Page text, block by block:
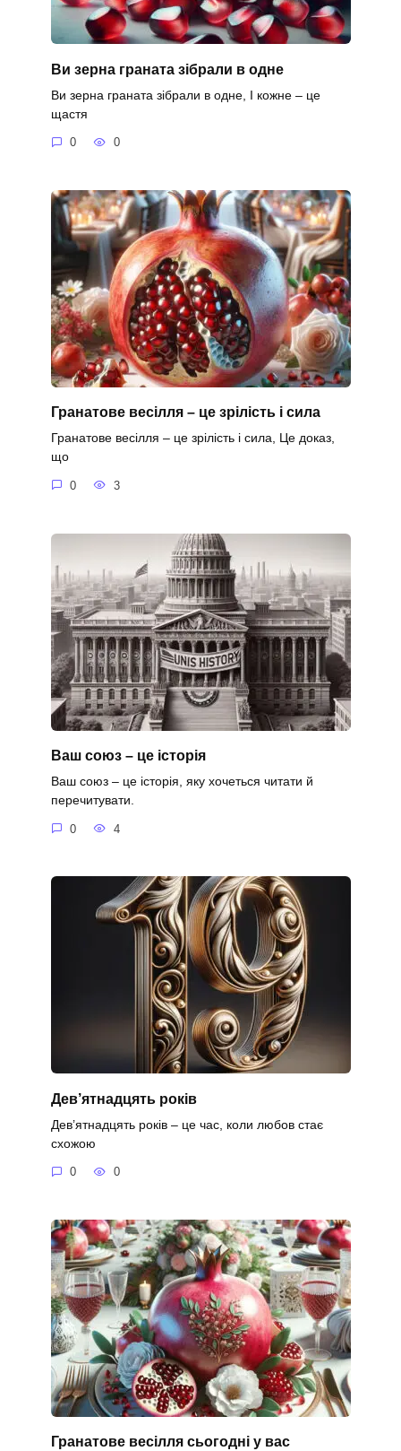
Ви зерна граната зібрали в одне
Ви зерна граната зібрали в одне, І кожне – це
щастя
0 0
Гранатове весілля – це зрілість і сила
Гранатове весілля – це зрілість і сила, Це доказ,
що
0 3
Ваш союз – це історія
Ваш союз – це історія, яку хочеться читати й
перечитувати.
0 4
Дев’ятнадцять років
Дев’ятнадцять років – це час, коли любов стає
схожою
0 0
Гранатове весілля сьогодні у вас